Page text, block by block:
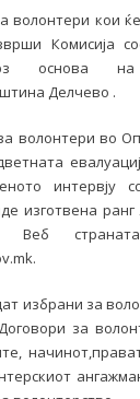
волонтери кои
Комисија
врз основа
Делчево .
волонтери во
интервју
изготвена
Веб
избрани за
за